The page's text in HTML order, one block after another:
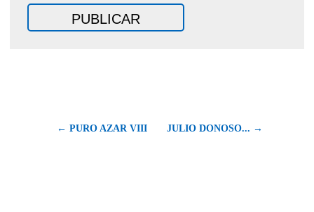
← PURO AZAR VIII JULIO DONOSO... →